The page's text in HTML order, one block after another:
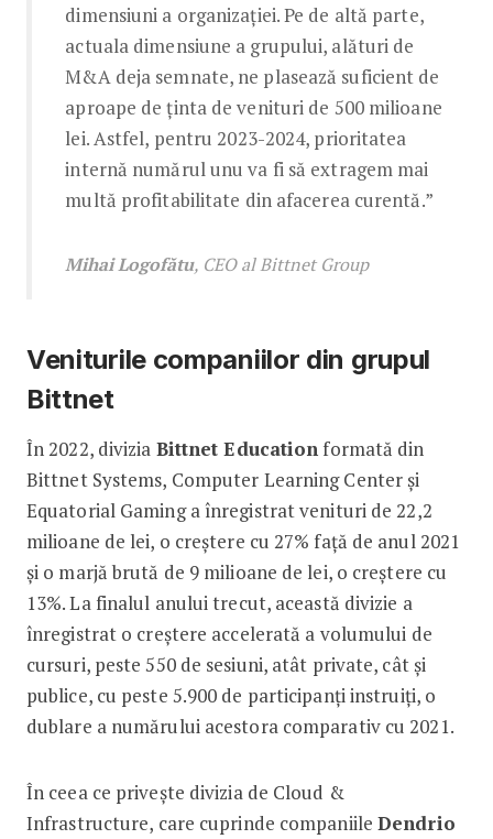
dimensiuni a organizației. Pe de altă parte,
actuala dimensiune a grupului, alături de
M&A deja semnate, ne plasează suficient de
aproape de ținta de venituri de 500 milioane
lei. Astfel, pentru 2023-2024, prioritatea
internă numărul unu va fi să extragem mai
multă profitabilitate din afacerea curentă.”
Mihai Logofătu, CEO al Bittnet Group
Veniturile companiilor din grupul
Bittnet
În 2022, divizia Bittnet Educationformată din
Bittnet Systems, Computer Learning Center și
Equatorial Gaming a înregistrat venituri de 22,2
milioane de lei, o creștere cu 27% față de anul 2021
și o marjă brută de 9 milioane de lei, o creștere cu
13%. La finalul anului trecut, această divizie a
înregistrat o creștere accelerată a volumului de
cursuri, peste 550 de sesiuni, atât private, cât și
publice, cu peste 5.900 de participanți instruiți, o
dublare a numărului acestora comparativ cu 2021.
În ceea ce privește divizia de Cloud &
Infrastructure, care cuprinde companiileDendrio